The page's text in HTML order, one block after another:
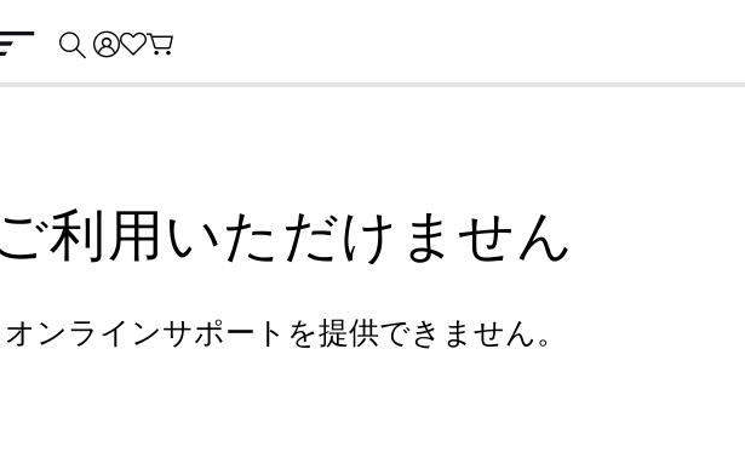
利用いただけません
ンラインサポートを提供できません。